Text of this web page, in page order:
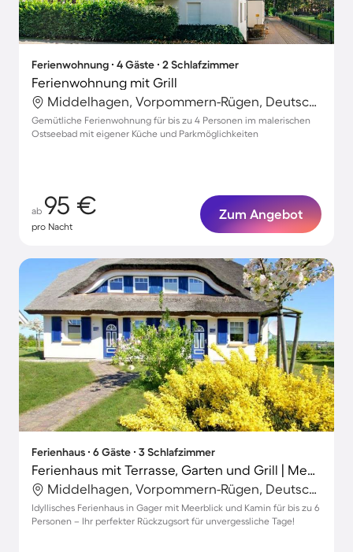
Ferienwohnung ∙ 4 Gäste ∙ 2 Schlafzimmer
Ferienwohnung mit Grill
Middelhagen, Vorpommern-Rügen, Deutschland
Gemütliche Ferienwohnung für bis zu 4 Personen im malerischen
Ostseebad mit eigener Küche und Parkmöglichkeiten
ab 95 €
pro Nacht
Zum Angebot
Ferienhaus ∙ 6 Gäste ∙ 3 Schlafzimmer
Ferienhaus mit Terrasse, Garten und Grill | Meerblick | Hunde erlaubt
Middelhagen, Vorpommern-Rügen, Deutschland
Idyllisches Ferienhaus in Gager mit Meerblick und Kamin für bis zu 6
Personen – Ihr perfekter Rückzugsort für unvergessliche Tage!